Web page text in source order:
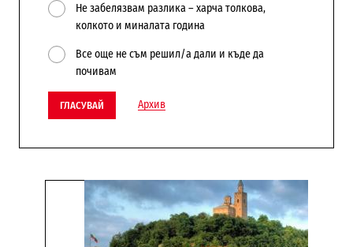
Не забелязвам разлика – харча толкова,
колкото и миналата година
Все още не съм решил/а дали и къде да
почивам
ГЛАСУВАЙ Архив